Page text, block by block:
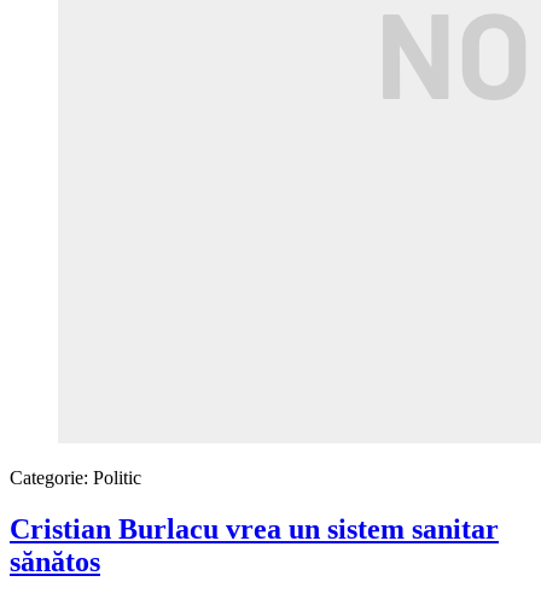
Categorie: Politic
Cristian Burlacu vrea un sistem sanitar
sănătos